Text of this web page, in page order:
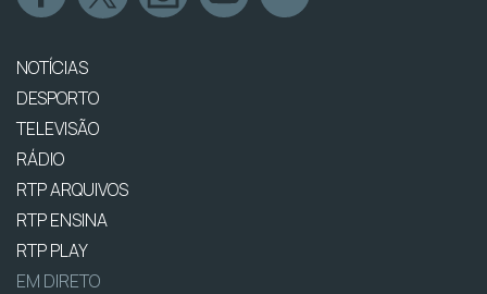
NOTÍCIAS
DESPORTO
TELEVISÃO
RÁDIO
RTP ARQUIVOS
RTP ENSINA
RTP PLAY
EM DIRETO